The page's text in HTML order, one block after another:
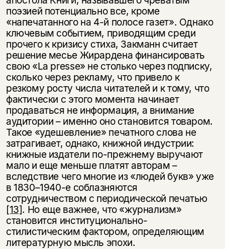
поэзией потенциально все, кроме
«напечатанного на 4-й полосе газет». Однако
ключевым событием, приводящим среди
прочего к кризису стиха, Закманн считает
решение месье Жирардена финансировать
свою «La presse» не столько через подписку,
сколько через рекламу, что привело к
резкому росту числа читателей и к тому, что
фактически с этого момента начинает
продаваться не информация, а внимание
аудитории – именно оно становится товаром.
Такое «удешевление» печатного слова не
затрагивает, однако, книжной индустрии:
книжные издатели по-прежнему выручают
мало и еще меньше платят авторам –
вследствие чего многие из «людей букв» уже
в 1830–1940-е соблазняются
сотрудничеством с периодической печатью
[13]. Но еще важнее, что «журнализм»
становится институционально-
стилистическим фактором, определяющим
литературную мысль эпохи.